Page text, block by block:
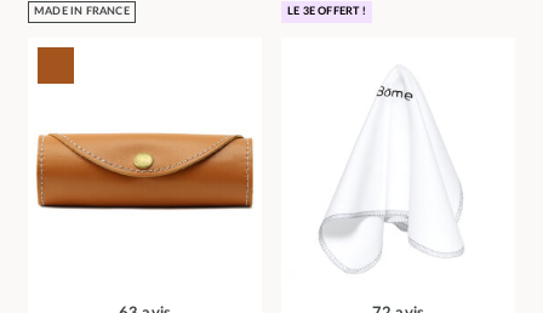
MADE IN FRANCE LE 3E OFFERT !